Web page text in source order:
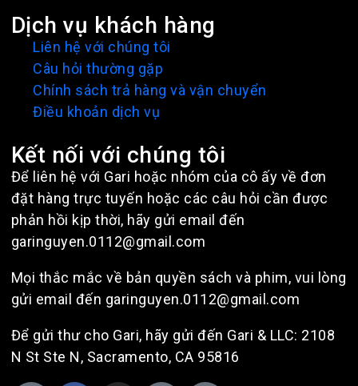
Dịch vụ khách hàng
Liên hệ với chúng tôi
Câu hỏi thường gặp
Chính sách trả hàng và vận chuyển
Điều khoản dịch vụ
Kết nối với chúng tôi
Để liên hệ với Gari hoặc nhóm của cô ấy về đơn
đặt hàng trực tuyến hoặc các câu hỏi cần được
phản hồi kịp thời, hãy gửi email đến
garinguyen.0112@gmail.com
Mọi thắc mắc về bản quyền sách và phim, vui lòng
gửi email đến garinguyen.0112@gmail.com
Để gửi thư cho Gari, hãy gửi đến Gari & LLC: 2108
N St Ste N, Sacramento, CA 95816